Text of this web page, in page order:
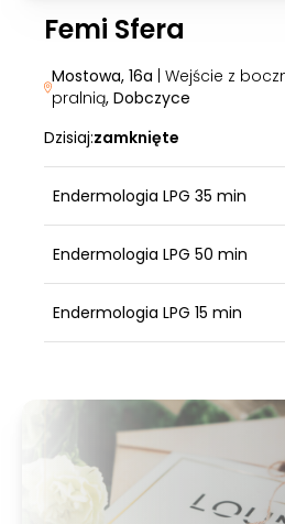
Femi Sfera
Mostowa, 16a | Wejście z
pralnią, Dobczyce
Dzisiaj:zamknięte
Endermologia LPG 35 min
Endermologia LPG 50 min
Endermologia LPG 15 min